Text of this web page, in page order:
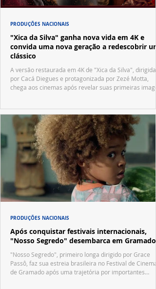
"Xica da Silva" ganha nova vida em 4K e
convida uma nova geração a redescobrir um
clássico
A versão restaurada em 4K de "Xica da Silva", dirigida
por Cacá Diegues e protagonizada por Zezé Motta,
chega aos cinemas após revelar suas primeiras
PRODUÇÕES NACIONAIS
Após conquistar festivais internacionais,
"Nosso Segredo" desembarca em Gramado
"Nosso Segredo", primeiro longa dirigido por Grace
Passô, faz sua estreia brasileira no Festival de Cinema
de Gramado após uma trajetória por importantes
PRODUÇÕES NACIONAIS